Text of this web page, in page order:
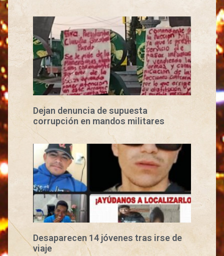
Dejan denuncia de supuesta
corrupción en mandos militares
Desaparecen 14 jóvenes tras irse de
viaje